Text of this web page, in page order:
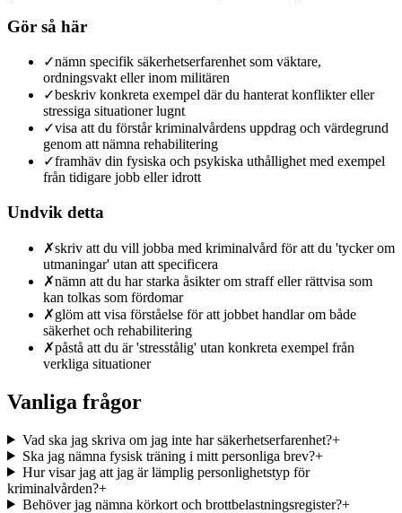
Gör så här
✓nämn specifik säkerhetserfarenhet som väktare,
ordningsvakt eller inom militären
✓beskriv konkreta exempel där du hanterat konflikter eller
stressiga situationer lugnt
✓visa att du förstår kriminalvårdens uppdrag och värdegrund
genom att nämna rehabilitering
✓framhäv din fysiska och psykiska uthållighet med exempel
från tidigare jobb eller idrott
Undvik detta
✗skriv att du vill jobba med kriminalvård för att du 'tycker om
utmaningar' utan att specificera
✗nämn att du har starka åsikter om straff eller rättvisa som
kan tolkas som fördomar
✗glöm att visa förståelse för att jobbet handlar om både
säkerhet och rehabilitering
✗påstå att du är 'stresstålig' utan konkreta exempel från
verkliga situationer
Vanliga frågor
Vad ska jag skriva om jag inte har säkerhetserfarenhet?+
Ska jag nämna fysisk träning i mitt personliga brev?+
Hur visar jag att jag är lämplig personlighetstyp för
kriminalvården?+
Behöver jag nämna körkort och brottbelastningsregister?+